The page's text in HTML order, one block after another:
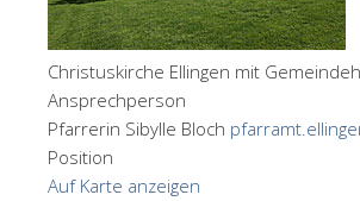
Christuskirche Ellingen mit
Ansprechperson
Pfarrerin Sibylle Bloch
Position
Auf Karte anzeigen